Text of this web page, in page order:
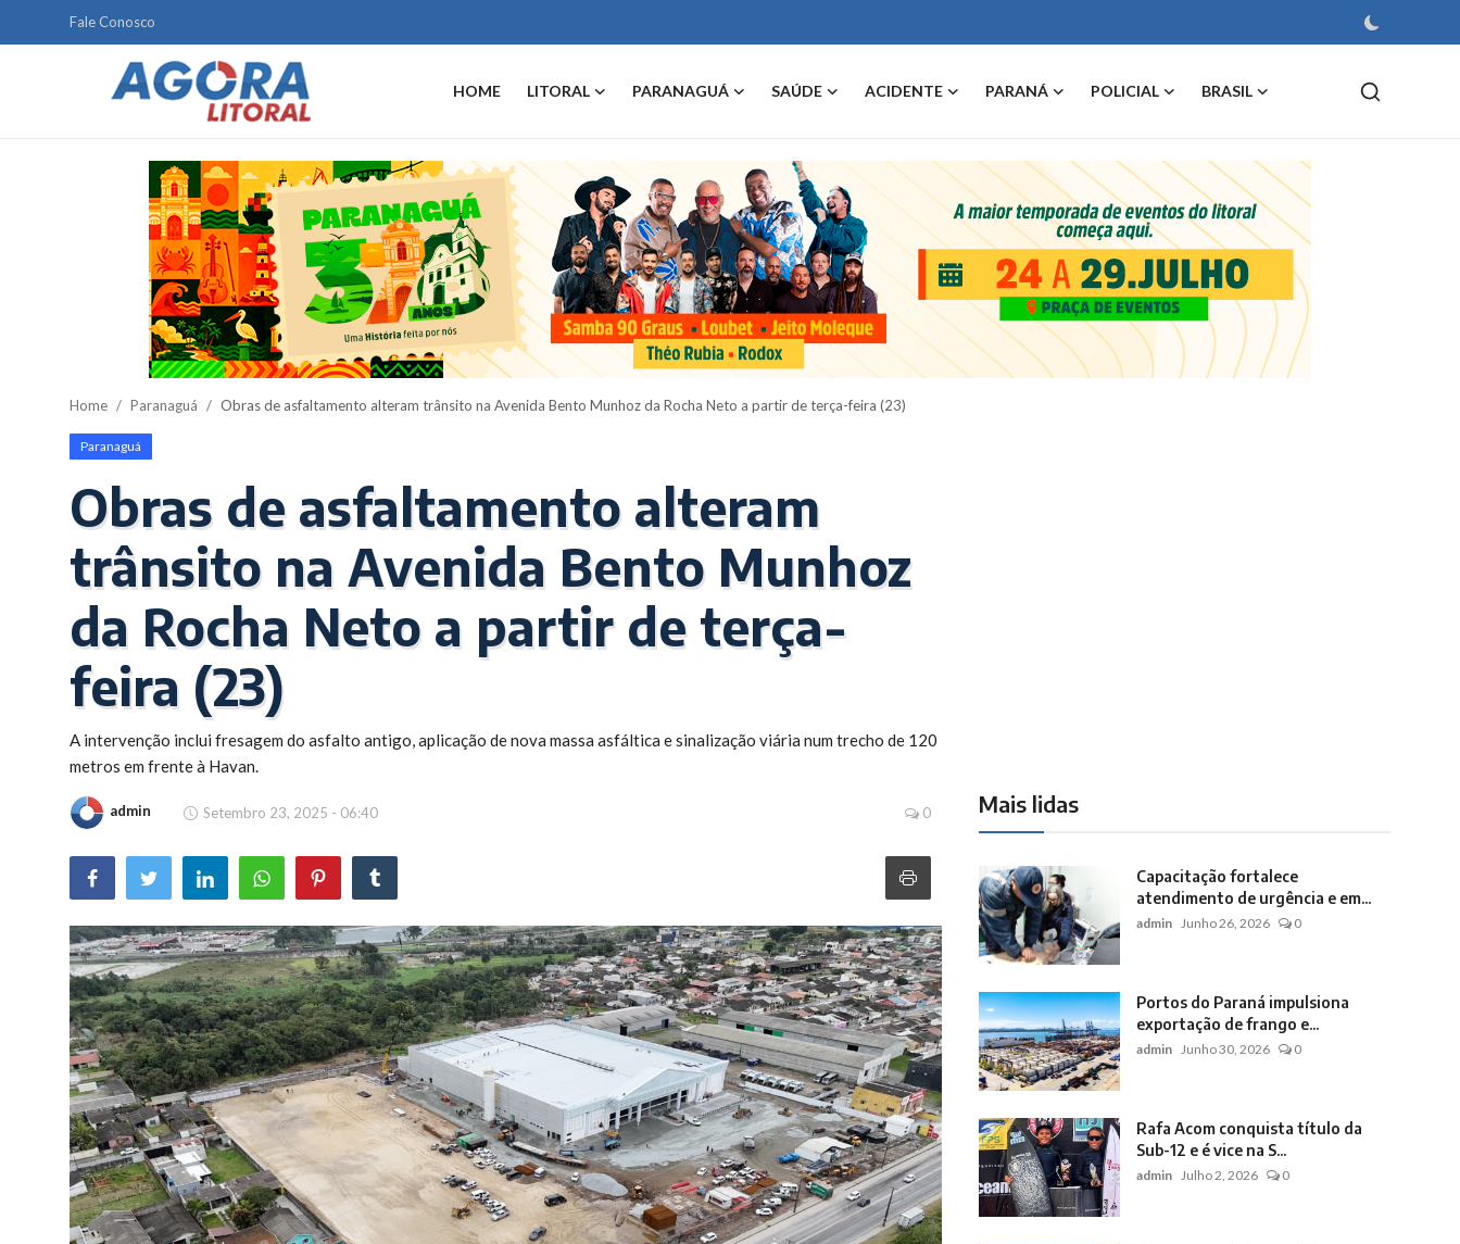
Fale Conosco
HOME LITORAL PARANAGUÁ SAÚDE ACIDENTE PARANÁ POLICIAL BRASIL
Home Paranaguá Obras de asfaltamento alteram trânsito na Avenida Bento Munhoz da Rocha Neto a partir de terça-feira (23)
Paranaguá
Obras de asfaltamento alteram
trânsito na Avenida Bento Munhoz
da Rocha Neto a partir de terça-
feira (23)
A intervenção inclui fresagem do asfalto antigo, aplicação de nova massa asfáltica e sinalização viária num trecho de 120
metros em frente à Havan.
admin Setembro 23, 2025 - 06:40 0 Mais lidas
Capacitação fortalece
atendimento de urgência e em...
admin Junho 26, 2026 0
Portos do Paraná impulsiona
exportação de frango e...
admin Junho 30, 2026 0
Rafa Acom conquista título da
Sub-12 e é vice na S...
admin Julho 2, 2026 0